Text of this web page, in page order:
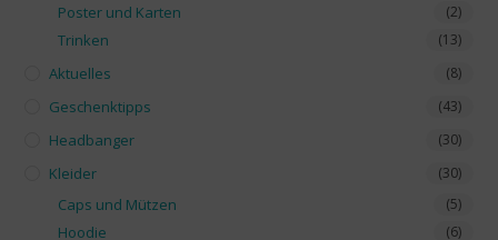
Poster und Karten (2)
Trinken (13)
Aktuelles (8)
Geschenktipps (43)
Headbanger (30)
Kleider (30)
Caps und Mützen (5)
Hoodie (6)